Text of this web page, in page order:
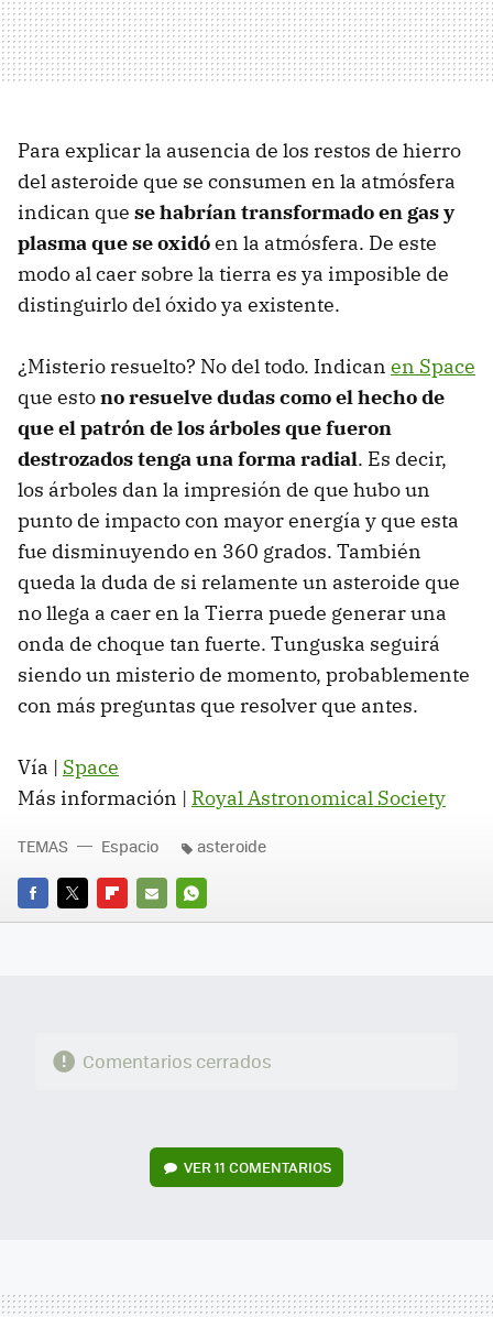
Para explicar la ausencia de los restos de hierro
del asteroide que se consumen en la atmósfera
indican que se habrían transformado en gas y
plasma que se oxidóen la atmósfera. De este
modo al caer sobre la tierra es ya imposible de
distinguirlo del óxido ya existente.
¿Misterio resuelto? No del todo. Indican en Space
que estono resuelve dudas como el hecho de
que el patrón de los árboles que fueron
destrozados tenga una forma radial. Es decir,
los árboles dan la impresión de que hubo un
punto de impacto con mayor energía y que esta
fue disminuyendo en 360 grados. También
queda la duda de si relamente un asteroide que
no llega a caer en la Tierra puede generar una
onda de choque tan fuerte. Tunguska seguirá
siendo un misterio de momento, probablemente
con más preguntas que resolver que antes.
Vía | Space
Más información | Royal Astronomical Society
FACEBOOK
TWITTERFLIPBOARD
E-
WHATSAPP
TEMAS Espacio asteroide
Comentarios cerrados
VER 11 COMENTARIOS